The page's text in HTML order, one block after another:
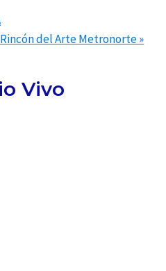
del Arte Metronorte»
Vivo